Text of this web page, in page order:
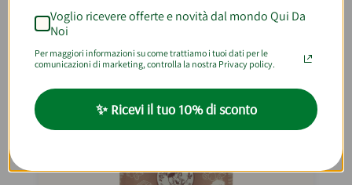
-15%
BEST SELLER
Voglio ricevere offerte e novità dal mondo Qui Da
Noi
Per maggiori informazioni su come trattiamo i tuoi dati per le
comunicazioni di marketing, controlla la nostra Privacy policy.
✨ Ricevi il tuo 10% di sconto